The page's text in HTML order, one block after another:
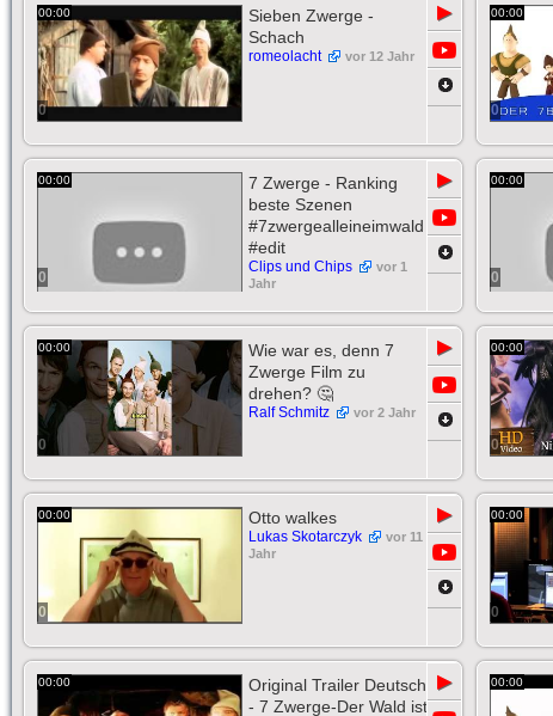
00:00
0
Sieben Zwerge -
Schach
romeolacht vor 12 Jahr
▶ 00:00
0
00:00
0
7 Zwerge - Ranking
beste Szenen
#7zwergealleineimwald
#edit
Clips und Chips
vor 1
Jahr
▶ 00:00
0
00:00
0
Wie war es, denn 7
Zwerge Film zu
drehen? 🤔
Ralf Schmitz vor 2 Jahr
▶ 00:00
0
00:00
0
Otto walkes
Lukas Skotarczyk
vor 11
Jahr
▶ 00:00
0
00:00
Original Trailer Deutsch
- 7 Zwerge-Der Wald ist
▶ 00:00